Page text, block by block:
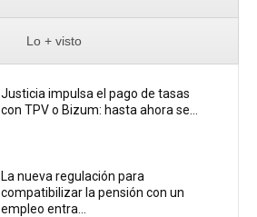
Lo + visto
Justicia impulsa el pago de tasas
con TPV o Bizum: hasta ahora se...
La nueva regulación para
compatibilizar la pensión con un
empleo entra...